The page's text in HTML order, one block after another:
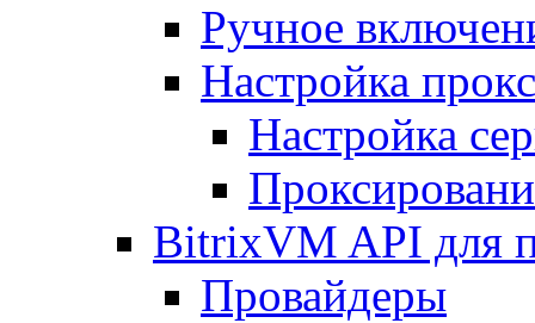
Ручное
Настройка
Настройка
BitrixVM API для
Провайдеры